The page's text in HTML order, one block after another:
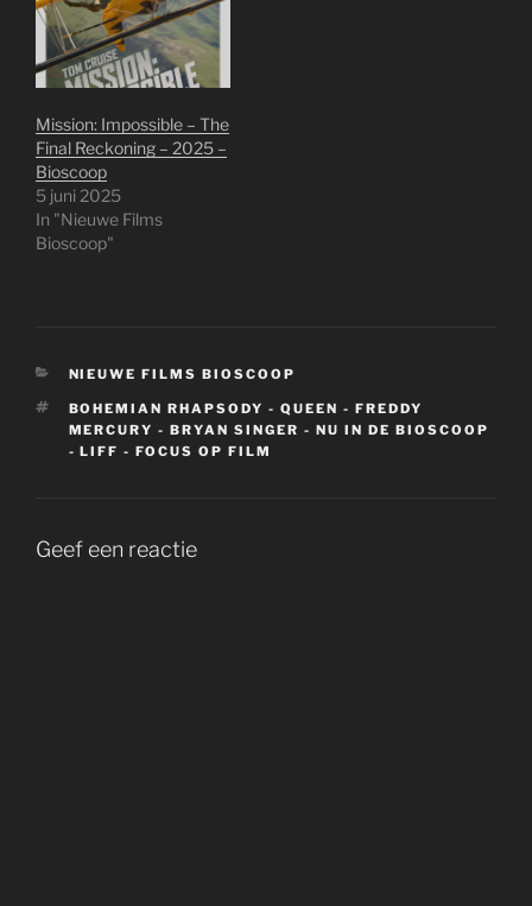
Mission: Impossible – The
Final Reckoning – 2025 –
Bioscoop
5 juni 2025
In "Nieuwe Films
Bioscoop"
CATEGORIEËN
NIEUWE FILMS BIOSCOOP
TAGS
BOHEMIAN RHAPSODY - QUEEN - FREDDY
MERCURY - BRYAN SINGER - NU IN DE BIOSCOOP
- LIFF - FOCUS OP FILM
Geef een reactie